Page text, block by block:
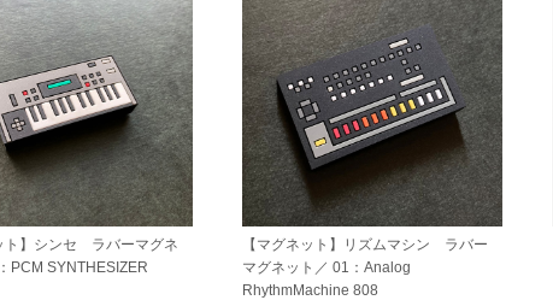
ト】シンセ ラバーマグネ
PCM SYNTHESIZER
【マグネット】リズムマシン ラバー
マグネット／ 01：Analog
RhythmMachine 808